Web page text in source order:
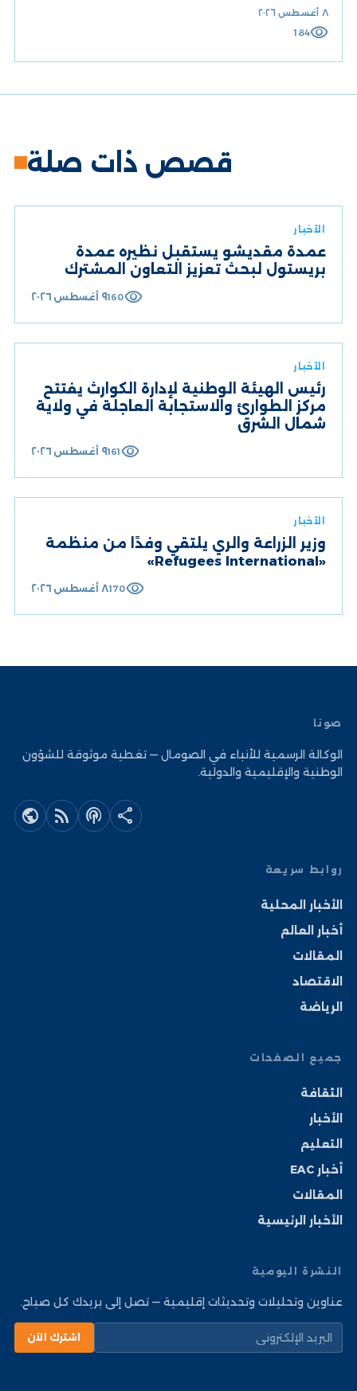
٨ أغسطس ٢٠٢٦
visibility
184
قصص ذات صلة
الأخبار
عمدة مقديشو يستقبل نظيره عمدة
بريستول لبحث تعزيز التعاون المشترك
٩ أغسطس ٢٠٢٦ visibility
160
الأخبار
رئيس الهيئة الوطنية لإدارة الكوارث يفتتح
مركز الطوارئ والاستجابة العاجلة في ولاية
شمال الشرق
٩ أغسطس ٢٠٢٦ visibility
161
الأخبار
وزير الزراعة والري يلتقي وفدًا من منظمة
«Refugees International»
٨ أغسطس ٢٠٢٦ visibility
170
صونا
الوكالة الرسمية للأنباء في الصومال — تغطية موثوقة للشؤون
الوطنية والإقليمية والدولية.
public rss_feed podcasts share
روابط سريعة
الأخبار المحلية
أخبار العالم
المقالات
الاقتصاد
الرياضة
جميع الصفحات
الثقافة
الأخبار
التعليم
أخبار EAC
المقالات
الأخبار الرئيسية
النشرة اليومية
عناوين وتحليلات وتحديثات إقليمية — تصل إلى بريدك كل صباح.
اشترك الآن